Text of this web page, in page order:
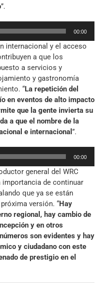
”.
00:00
internacional y el acceso
a que los
a servicios y
y gastronomía
“La repetición del
en eventos de alto impacto
que la gente invierta su
a que el nombre de la
e internacional ”.
00:00
general del WRC
importancia de continuar
que ya se están
versión. “Hay
regional, hay cambio de
y en otros
son evidentes y hay
y ciudadano con este
de prestigio en el